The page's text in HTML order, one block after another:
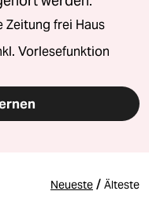
Zeitung frei Haus
Vorlesefunktion
Neueste / Älteste